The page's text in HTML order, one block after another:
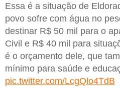
Essa é a situação de
povo sofre com água no
destinar R$ 50 mil para o
Civil e R$ 40 mil para
é o orçamento dele, que
mínimo para saúde e
pic.twitter.com/LcgQlo4TdB